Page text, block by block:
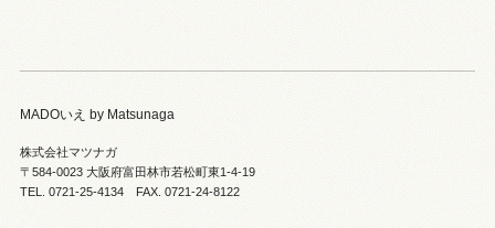
MADOいえ by Matsunaga
株式会社マツナガ
〒584-0023 大阪府富田林市若松町東1-4-19
TEL. 0721-25-4134 FAX. 0721-24-8122